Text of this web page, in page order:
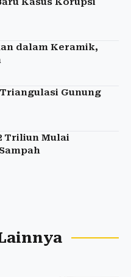
dalam Keramik,
Gunung
Triliun Mulai